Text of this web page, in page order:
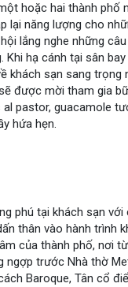
hoặc hai thành
lại năng lượng cho
lắng nghe những
Khi hạ cánh tại sân
khách sạn sang
được mời tham gia
pastor, guacamole
hứa hẹn.
phú tại khách sạn
thân vào hành trình
của thành phố, nơi
ngợp trước Nhà thờ
Baroque, Tân cổ